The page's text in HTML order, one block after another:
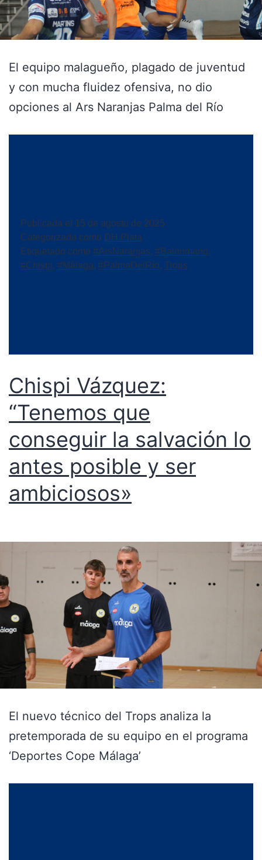
El equipo malagueño, plagado de juventud
y con mucha fluidez ofensiva, no dio
opciones al Ars Naranjas Palma del Río
Publicada el
15 de agosto de 2025
Categorizado como DH Plata
Etiquetado como #ArsNaranjas, #Balonmano,
#Chispi, #Málaga, #PalmaDelRío, Trops
Chispi Vázquez:
“Tenemos que
conseguir la salvación lo
antes posible y ser
ambiciosos»
El nuevo técnico del Trops analiza la
pretemporada de su equipo en el programa
‘Deportes Cope Málaga’